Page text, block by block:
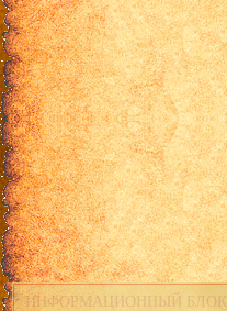
ИНФОРМАЦИОННЫЙ БЛОК